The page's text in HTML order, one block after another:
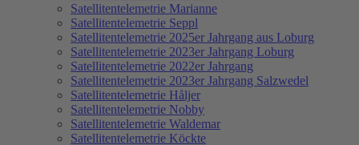
Satellitentelemetrie Marianne
Satellitentelemetrie Seppl
Satellitentelemetrie 2025er Jahrgang aus Loburg
Satellitentelemetrie 2023er Jahrgang Loburg
Satellitentelemetrie 2022er Jahrgang
Satellitentelemetrie 2023er Jahrgang Salzwedel
Satellitentelemetrie Håljer
Satellitentelemetrie Nobby
Satellitentelemetrie Waldemar
Satellitentelemetrie Köckte